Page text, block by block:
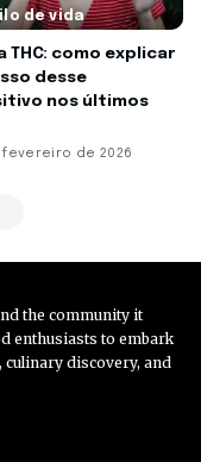
de vida
THC: como explicar
desse
nos últimos
fevereiro de 2026
the community it
enthusiasts to embark
discovery, and